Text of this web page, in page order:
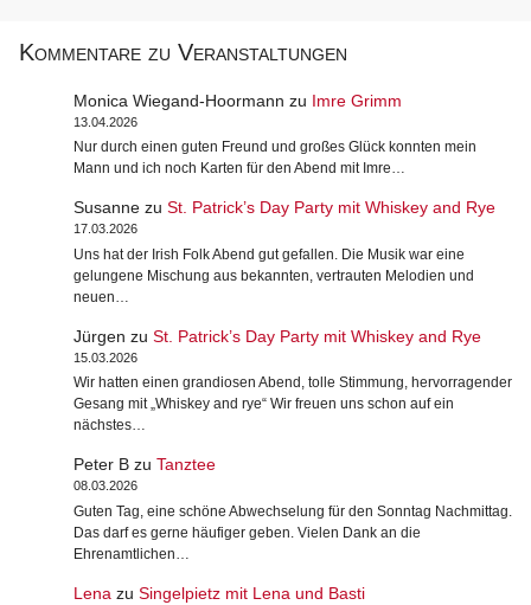
Kommentare zu Veranstaltungen
Monica Wiegand-Hoormann zu Imre Grimm
13.04.2026
Nur durch einen guten Freund und großes Glück konnten mein
Mann und ich noch Karten für den Abend mit Imre…
Susannezu St. Patrick’s Day Party mit Whiskey and Rye
17.03.2026
Uns hat der Irish Folk Abend gut gefallen. Die Musik war eine
gelungene Mischung aus bekannten, vertrauten Melodien und
neuen…
Jürgen zu St. Patrick’s Day Party mit Whiskey and Rye
15.03.2026
Wir hatten einen grandiosen Abend, tolle Stimmung, hervorragender
Gesang mit „Whiskey and rye“ Wir freuen uns schon auf ein
nächstes…
Peter Bzu Tanztee
08.03.2026
Guten Tag, eine schöne Abwechselung für den Sonntag Nachmittag.
Das darf es gerne häufiger geben. Vielen Dank an die
Ehrenamtlichen…
Lena zu Singelpietz mit Lena und Basti